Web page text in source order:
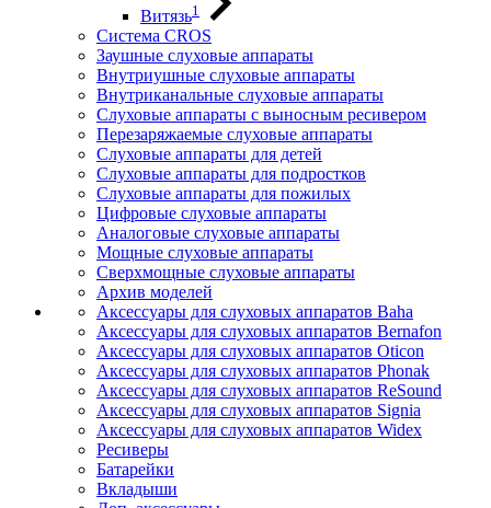
Витязь1
Система CROS
Заушные слуховые аппараты
Внутриушные слуховые аппараты
Внутриканальные слуховые аппараты
Слуховые аппараты с выносным ресивером
Перезаряжаемые слуховые аппараты
Слуховые аппараты для детей
Слуховые аппараты для подростков
Слуховые аппараты для пожилых
Цифровые слуховые аппараты
Аналоговые слуховые аппараты
Мощные слуховые аппараты
Сверхмощные слуховые аппараты
Архив моделей
Аксессуары для слуховых аппаратов Baha
Аксессуары для слуховых аппаратов Bernafon
Аксессуары для слуховых аппаратов Oticon
Аксессуары для слуховых аппаратов Phonak
Аксессуары для слуховых аппаратов ReSound
Аксессуары для слуховых аппаратов Signia
Аксессуары для слуховых аппаратов Widex
Ресиверы
Батарейки
Вкладыши